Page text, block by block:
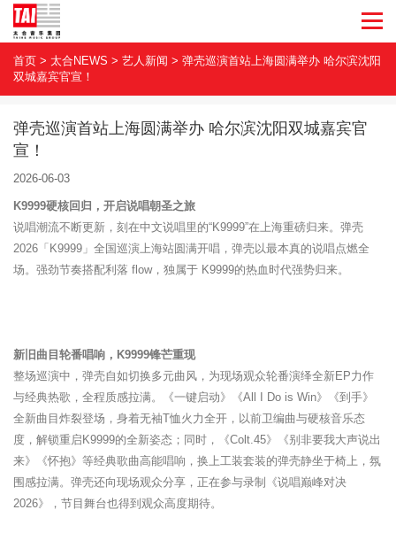
首页 > 太合NEWS > 艺人新闻 > 弹壳巡演首站上海圆满举办 哈尔滨沈阳
双城嘉宾官宣！
弹壳巡演首站上海圆满举办 哈尔滨沈阳双城嘉宾官
宣！
2026-06-03
K9999硬核回归，开启说唱朝圣之旅
说唱潮流不断更新，刻在中文说唱里的“K9999”在上海重磅归来。弹壳
2026「K9999」全国巡演上海站圆满开唱，弹壳以最本真的说唱点燃全
场。强劲节奏搭配利落 flow，独属于 K9999的热血时代强势归来。
新旧曲目轮番唱响，K9999锋芒重现
整场巡演中，弹壳自如切换多元曲风，为现场观众轮番演绎全新EP力作
与经典热歌，全程质感拉满。《一键启动》《All I Do is Win》《到手》
全新曲目炸裂登场，身着无袖T恤火力全开，以前卫编曲与硬核音乐态
度，解锁重启K9999的全新姿态；同时，《Colt.45》《别非要我大声说出
来》《怀抱》等经典歌曲高能唱响，换上工装套装的弹壳静坐于椅上，氛
围感拉满。弹壳还向现场观众分享，正在参与录制《说唱巅峰对决
2026》，节目舞台也得到观众高度期待。